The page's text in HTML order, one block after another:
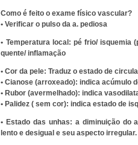
Como é feito o exame físico vascular?
• Verificar o pulso da a. pediosa
• Temperatura local: pé frio/ isquemia
quente/ inflamação
• Cor da pele: Traduz o estado de
• Cianose (arroxeado): indica acúmulo
• Rubor (avermelhado): indica
• Palidez ( sem cor): indica estado de
• Estado das unhas: a diminuição do
lento e desigual e seu aspecto irregular.